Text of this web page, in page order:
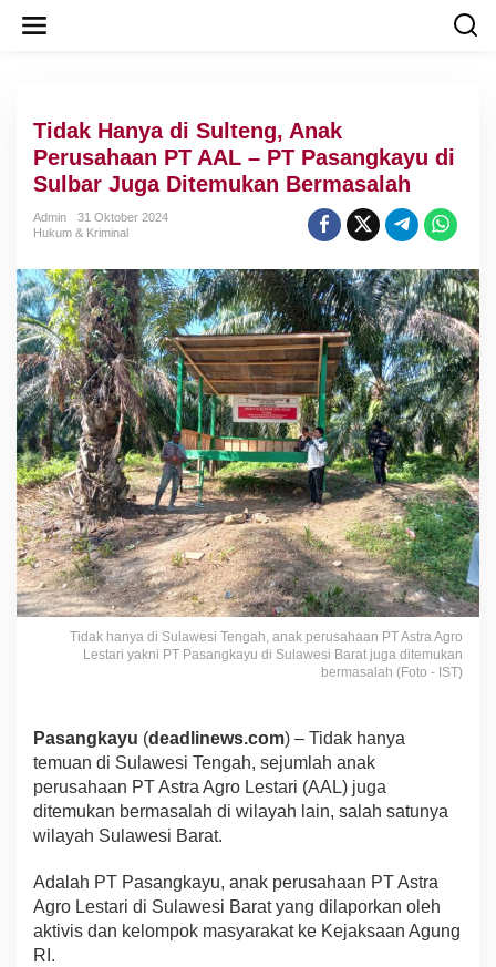
Tidak Hanya di Sulteng, Anak
Perusahaan PT AAL – PT Pasangkayu di
Sulbar Juga Ditemukan Bermasalah
Admin
31 Oktober 2024
Hukum & Kriminal
Tidak hanya di Sulawesi Tengah, anak perusahaan PT Astra Agro
Lestari yakni PT Pasangkayu di Sulawesi Barat juga ditemukan
bermasalah (Foto - IST)
Pasangkayu (deadlinews.com) – Tidak hanya
temuan di Sulawesi Tengah, sejumlah anak
perusahaan PT Astra Agro Lestari (AAL) juga
ditemukan bermasalah di wilayah lain, salah satunya
wilayah Sulawesi Barat.
Adalah PT Pasangkayu, anak perusahaan PT Astra
Agro Lestari di Sulawesi Barat yang dilaporkan oleh
aktivis dan kelompok masyarakat ke Kejaksaan Agung
RI.